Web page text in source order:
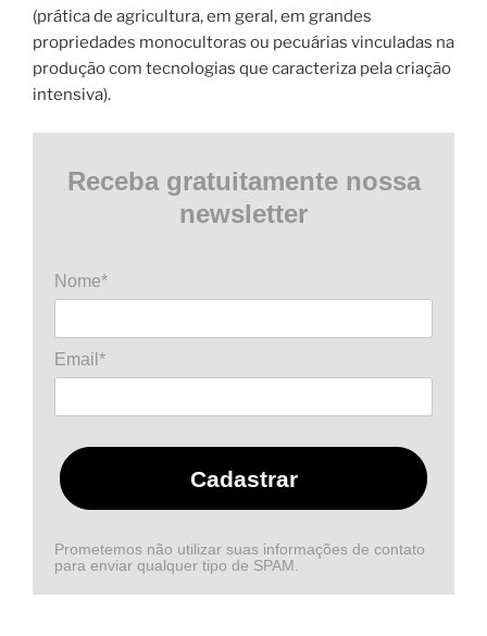
(prática de agricultura, em geral, em grandes
propriedades monocultoras ou pecuárias vinculadas na
produção com tecnologias que caracteriza pela criação
intensiva).
Receba gratuitamente nossa
newsletter
Nome*
Email*
Cadastrar
Prometemos não utilizar suas informações de contato
para enviar qualquer tipo de SPAM.